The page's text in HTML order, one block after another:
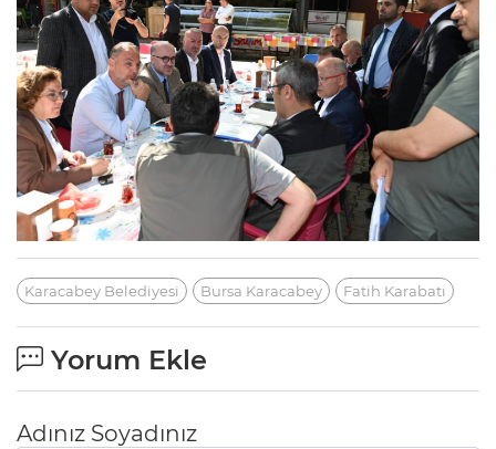
Karacabey Belediyesi Bursa Karacabey Fatih Karabatı
Yorum Ekle
Adınız Soyadınız